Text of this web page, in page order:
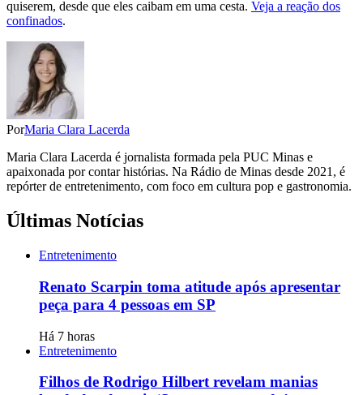
quiserem, desde que eles caibam em uma cesta. Veja a reação dos
confinados.
PorMaria Clara Lacerda
Maria Clara Lacerda é jornalista formada pela PUC Minas e
apaixonada por contar histórias. Na Rádio de Minas desde 2021, é
repórter de entretenimento, com foco em cultura pop e gastronomia.
Últimas Notícias
Entretenimento
Renato Scarpin toma atitude após apresentar
peça para 4 pessoas em SP
Há 7 horas
Entretenimento
Filhos de Rodrigo Hilbert revelam manias